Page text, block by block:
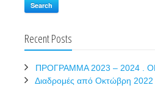
Search
Recent Posts
ΠΡΟΓΡΑΜΜΑ 2023 – 2024 .
Διαδρομές από Οκτώβρη 2022